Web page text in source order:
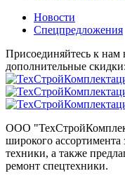
Новости
Спецпредложения
Присоединяйтесь к нам
дополнительные скидки:
ООО
широкого ассортимента
техники, а также
ремонт спецтехники.